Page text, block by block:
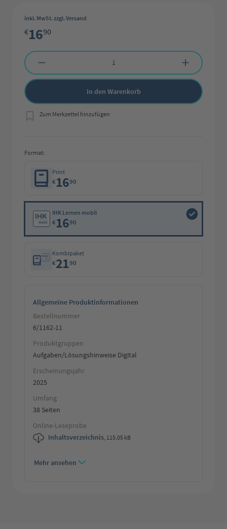
inkl. MwSt. zzgl. Versand
€1690
Produkt Anzahl: Gib den gewünschten Wert ein oder benutze die
In den Warenkorb
Zum Merkzettel hinzufügen
Format:
Print
€1690
IHK Lernen mobil
€1690
Kombipaket
€2190
Allgemeine Produktinformationen
Bestellnummer
6/1162-11
Produktgruppen
Aufgaben/Lösungshinweise Digital
Erscheinungsjahr
2025
Umfang
38 Seiten
Online-Leseprobe
Inhaltsverzeichnis, 115.05 kB
Mehr ansehen